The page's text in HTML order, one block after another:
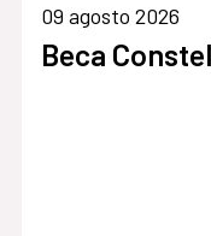
09 agosto 2026
Beca